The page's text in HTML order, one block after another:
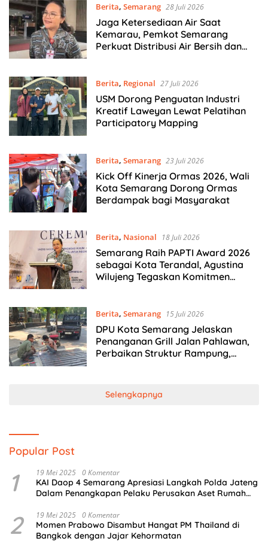
Berita, Semarang 28 Juli 2026
Jaga Ketersediaan Air Saat
Kemarau, Pemkot Semarang
Perkuat Distribusi Air Bersih dan
Berita, Regional 27 Juli 2026
USM Dorong Penguatan Industri
Kreatif Laweyan Lewat Pelatihan
Participatory Mapping
Berita, Semarang 23 Juli 2026
Kick Off Kinerja Ormas 2026, Wali
Kota Semarang Dorong Ormas
Berdampak bagi Masyarakat
Berita, Nasional 18 Juli 2026
Semarang Raih PAPTI Award 2026
sebagai Kota Terandal, Agustina
Wilujeng Tegaskan Komitmen
Berita, Semarang 15 Juli 2026
DPU Kota Semarang Jelaskan
Penanganan Grill Jalan Pahlawan,
Perbaikan Struktur Rampung,
Selengkapnya
Popular Post
1 19 Mei 2025 0 Komentar
KAI Daop 4 Semarang Apresiasi Langkah Polda Jateng
Dalam Penangkapan Pelaku Perusakan Aset Rumah
2 19 Mei 2025 0 Komentar
Momen Prabowo Disambut Hangat PM Thailand di
Bangkok dengan Jajar Kehormatan